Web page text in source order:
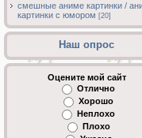
смешные аниме картинки /
картинки с юмором [20]
Наш опрос
Оцените мой сайт
Отлично
Хорошо
Неплохо
Плохо